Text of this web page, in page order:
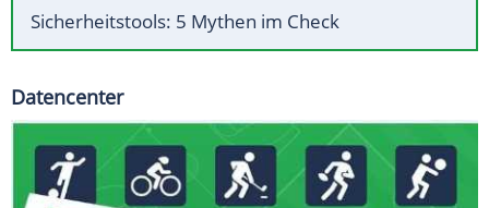
Sicherheitstools: 5 Mythen im Check
Datencenter